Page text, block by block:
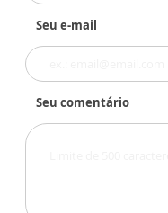
Seu e-mail
Seu comentário